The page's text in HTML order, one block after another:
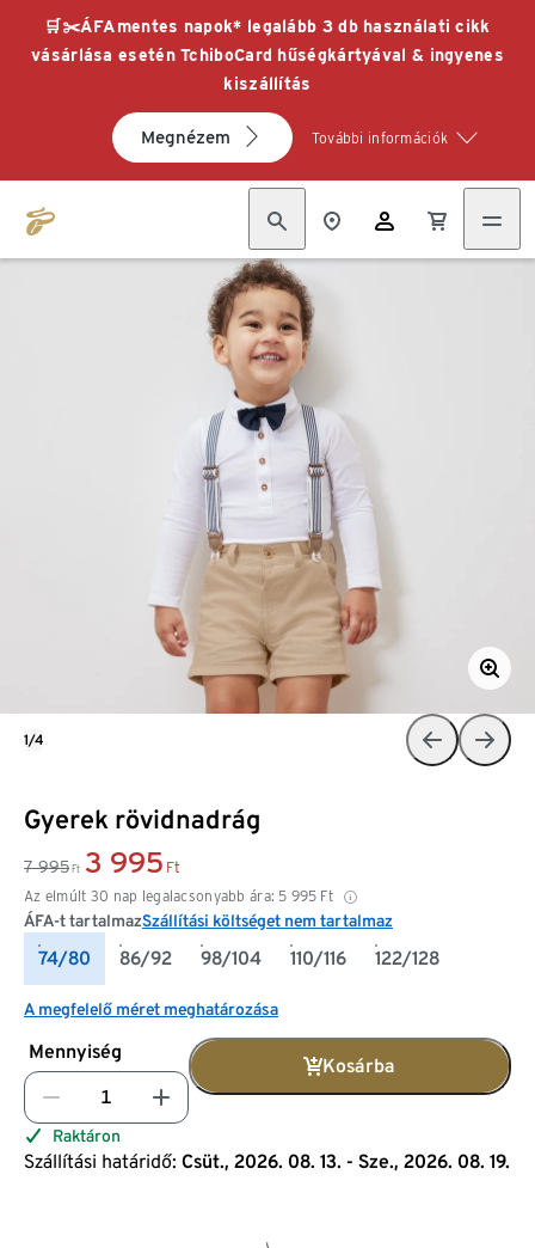
🛒✂️ÁFAmentes napok* legalább 3 db használati cikk
vásárlása esetén TchiboCard hűségkártyával & ingyenes
kiszállítás
Megnézem További információk
Gyerek rövidnadrág
7 995 Ft 3 995 Ft
Az elmúlt 30 nap legalacsonyabb ára: 5 995 Ft
ÁFA-t tartalmazSzállítási költséget nem tartalmaz
74/80 86/92 98/104 110/116 122/128
A megfelelő méret meghatározása
Mennyiség
Kosárba
Raktáron
Szállítási határidő: Csüt., 2026. 08. 13. - Sze., 2026. 08. 19.
1/4